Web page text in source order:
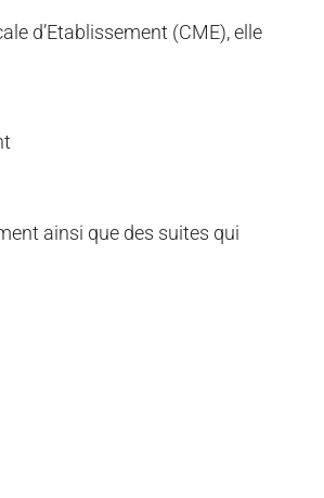
d’Etablissement (CME), elle
ainsi que des suites qui